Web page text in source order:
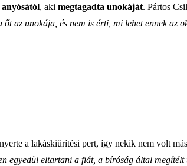
, aki megtagadta unokáját. Pártos
az unokája, és nem is érti, mi lehet ennek az
a lakáskiürítési pert, így nekik nem volt
egyedül eltartani a fiát, a bíróság által